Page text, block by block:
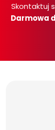
Skontaktuj
Darmowa